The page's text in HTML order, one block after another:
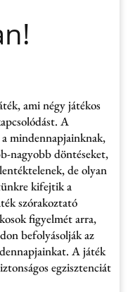
ami négy játékos
A
mindennapjainknak,
nagyobb döntéseket,
de olyan
kifejtik a
szórakoztató
figyelmét arra,
befolyásolják az
A játék
egzisztenciát